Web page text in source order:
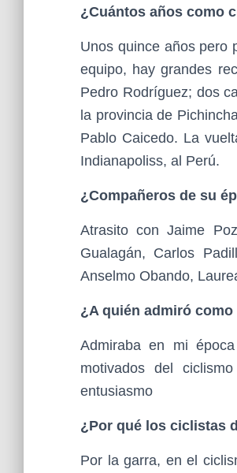
¿Cuántos años como
Unos quince años pero
equipo, hay grandes
Pedro Rodríguez; dos
la provincia de
Pablo Caicedo. La
Indianapoliss, al Perú.
¿Compañeros de su
Atrasito con Jaime
Gualagán, Carlos
Anselmo Obando,
¿A quién admiró
Admiraba en mi
motivados del
entusiasmo
¿Por qué los ciclistas
Por la garra, en el